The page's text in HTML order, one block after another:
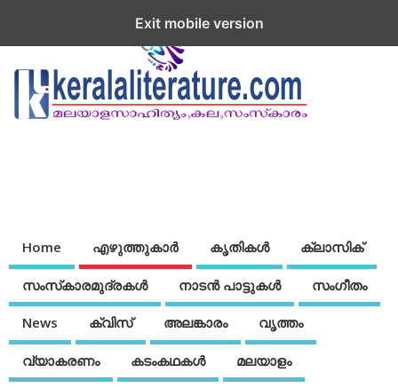
Home എഴുത്തുകാര്‍ കൃതികൾ ക്ലാസിക്
സംസ്‌കാരമുദ്രകള്‍ നാടന്‍ പാട്ടുകള്‍ സംഗീതം
News ക്വിസ് അലങ്കാരം വൃത്തം
വ്യാകരണം കടംകഥകള്‍ മലയാളം
Exit mobile version